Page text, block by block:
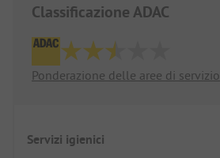
Classificazione ADAC
Ponderazione delle aree di servizio
Servizi igienici